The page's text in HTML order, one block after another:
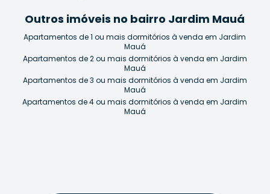
Outros imóveis no bairro Jardim Mauá
Apartamentos de 1 ou mais dormitórios à venda em Jardim
Mauá
Apartamentos de 2 ou mais dormitórios à venda em Jardim
Mauá
Apartamentos de 3 ou mais dormitórios à venda em Jardim
Mauá
Apartamentos de 4 ou mais dormitórios à venda em Jardim
Mauá